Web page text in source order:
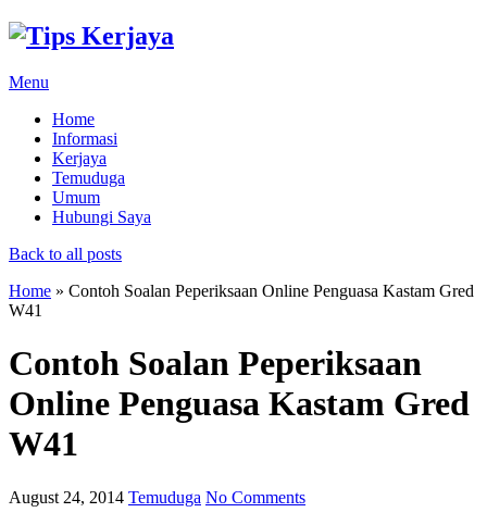
Menu
Home
Informasi
Kerjaya
Temuduga
Umum
Hubungi Saya
Back to all posts
Home » Contoh Soalan Peperiksaan Online Penguasa Kastam Gred
W41
Contoh Soalan Peperiksaan
Online Penguasa Kastam Gred
W41
August 24, 2014 Temuduga No Comments